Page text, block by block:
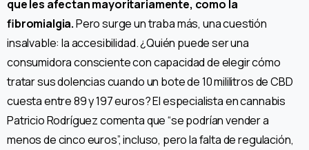
que les afectan mayoritariamente, como la
fibromialgia.Pero surge un traba más, una cuestión
insalvable: la accesibilidad. ¿Quién puede ser una
consumidora consciente con capacidad de elegir cómo
tratar sus dolencias cuando un bote de 10 mililitros de CBD
cuesta entre 89 y 197 euros? El especialista en cannabis
Patricio Rodríguez comenta que “se podrían vender a
menos de cinco euros”, incluso, pero la falta de regulación,